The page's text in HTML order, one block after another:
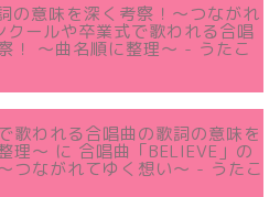
の意味を深く考察！〜つながれ
クールや卒業式で歌われる合唱
！ 〜曲名順に整理〜 - うたこ
歌われる合唱曲の歌詞の意味を
理〜 に 合唱曲「BELIEVE」の
つながれてゆく想い〜 - うたこ